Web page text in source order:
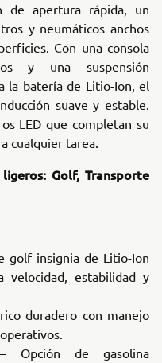
de apertura rápida, un
y neumáticos anchos
Con una consola
y una suspensión
la batería de Litio-Ion, el
suave y estable.
LED que completan su
cualquier tarea.
Golf, Transporte
golf insignia de Litio-Ion
velocidad, estabilidad y
duradero con manejo
Opción de gasolina